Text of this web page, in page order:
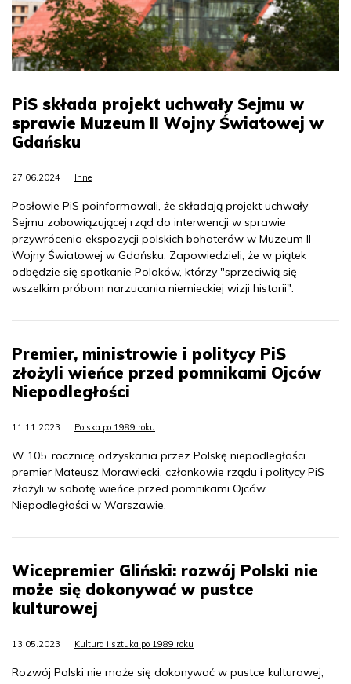
PiS składa projekt uchwały Sejmu w
sprawie Muzeum II Wojny Światowej w
Gdańsku
27.06.2024 Inne
Posłowie PiS poinformowali, że składają projekt uchwały
Sejmu zobowiązującej rząd do interwencji w sprawie
przywrócenia ekspozycji polskich bohaterów w Muzeum II
Wojny Światowej w Gdańsku. Zapowiedzieli, że w piątek
odbędzie się spotkanie Polaków, którzy "sprzeciwią się
wszelkim próbom narzucania niemieckiej wizji historii".
Premier, ministrowie i politycy PiS
złożyli wieńce przed pomnikami Ojców
Niepodległości
11.11.2023 Polska po 1989 roku
W 105. rocznicę odzyskania przez Polskę niepodległości
premier Mateusz Morawiecki, członkowie rządu i politycy PiS
złożyli w sobotę wieńce przed pomnikami Ojców
Niepodległości w Warszawie.
Wicepremier Gliński: rozwój Polski nie
może się dokonywać w pustce
kulturowej
13.05.2023 Kultura i sztuka po 1989 roku
Rozwój Polski nie może się dokonywać w pustce kulturowej,